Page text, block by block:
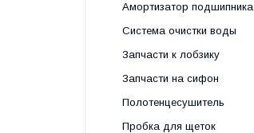
Амортизатор подшипника
Система очистки воды
Запчасти к лобзику
Запчасти на сифон
Полотенцесушитель
Пробка для щеток